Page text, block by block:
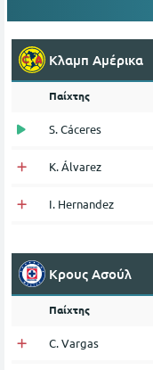
Κλαμπ Αμέρικα
Παίχτης
S. Cáceres
K. Álvarez
I. Hernandez
Κρους Ασούλ
Παίχτης
C. Vargas